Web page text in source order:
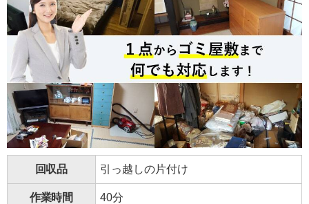
回収品 引っ越しの片付け
作業時間 40分